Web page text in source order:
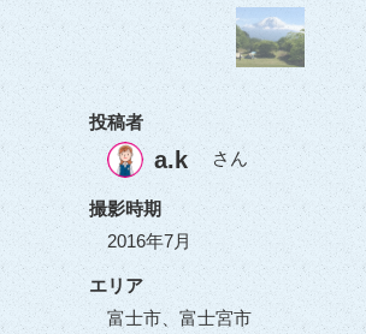
投稿者
a.k さん
撮影時期
2016年7月
エリア
富士市、富士宮市